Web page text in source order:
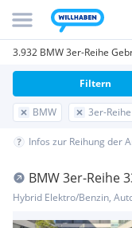
3.932 BMW 3er-Reihe
BMW 3er-Reihe
Filtern
Infos zur Reihung der
BMW 3er-Reihe
Hybrid Elektro/Benzin,